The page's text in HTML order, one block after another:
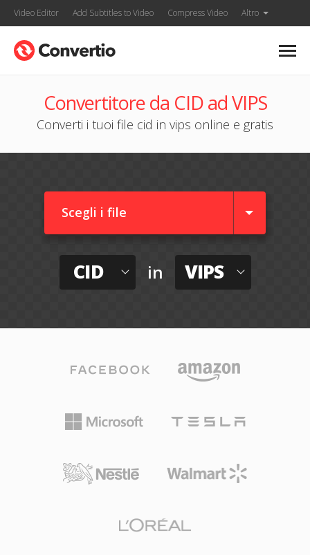
Video Editor Add Subtitles to Video Compress Video Altro
Convertitore da CID ad VIPS
Converti i tuoi file cid in vips online e gratis
Scegli i file
CID in VIPS